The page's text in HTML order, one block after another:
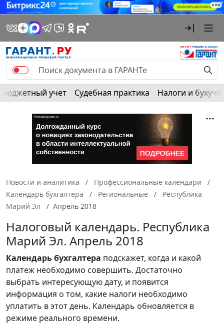
Бюджетный учет Судебная практика Налоги и
Новости и аналитика
Профессиональные календари
Календарь бухгалтера
Региональные
Республика
Марий Эл
Апрель 2018
Налоговый календарь. Республика
Марий Эл. Апрель 2018
Календарьбухгалтера подскажет, когда и какой
платеж необходимо совершить. Достаточно
выбрать интересующую дату, и появится
информация о том, какие налоги необходимо
уплатить в этот день. Календарь обновляется в
режиме реального времени.